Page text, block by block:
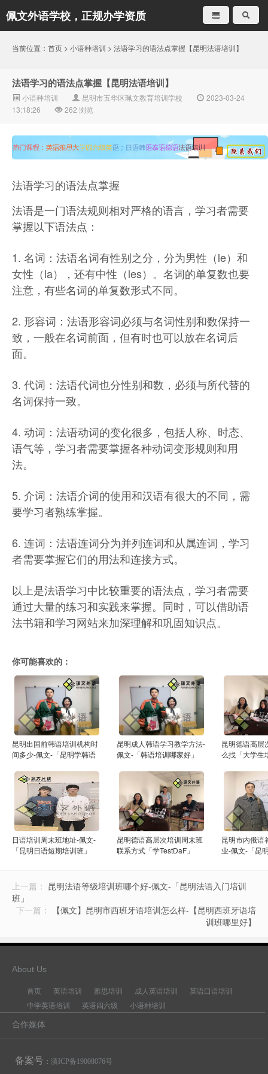
佩文外语学校，正规办学资质
就是不一样
当前位置： 首页 > 小语种培训 > 法语学习的语法点掌握【昆明法语培训】
法语学习的语法点掌握【昆明法语培训】
小语种培训 昆明市五华区珮文教育培训学校
2023-03-24
13:18:26
262 浏览
法语学习的语法点掌握
法语是一门语法规则相对严格的语言，学习者需要
掌握以下语法点：
1. 名词：法语名词有性别之分，分为男性（le）和
女性（la），还有中性（les）。名词的单复数也要
注意，有些名词的单复数形式不同。
2. 形容词：法语形容词必须与名词性别和数保持一
致，一般在名词前面，但有时也可以放在名词后
面。
3. 代词：法语代词也分性别和数，必须与所代替的
名词保持一致。
4. 动词：法语动词的变化很多，包括人称、时态、
语气等，学习者需要掌握各种动词变形规则和用
法。
5. 介词：法语介词的使用和汉语有很大的不同，需
要学习者熟练掌握。
6. 连词：法语连词分为并列连词和从属连词，学习
者需要掌握它们的用法和连接方式。
以上是法语学习中比较重要的语法点，学习者需要
通过大量的练习和实践来掌握。同时，可以借助语
法书籍和学习网站来加深理解和巩固知识点。
你可能喜欢的：
昆明出国前韩语培训机构时
间多少-佩文-「昆明学韩语
昆明成人韩语学习教学方法-
佩文-「韩语培训哪家好」
昆明德语高层
么找「大学生
日语培训周末班地址-佩文-
「昆明日语短期培训班」
昆明德语高层次培训周末班
联系方式「学TestDaF」
昆明市内俄语
业-佩文-「昆
上一篇： 昆明法语等级培训班哪个好-佩文-「昆明法语入门培训
班」
下一篇：
【佩文】昆明市西班牙语培训怎么样-【昆明西班牙语培
训班哪里好】
About Us
首页 英语培训 雅思培训 成人英语培训
英语口语培训
中学英语培训
英语四六级 小语种培训
合作媒体
备案号： 滇ICP备19008076号